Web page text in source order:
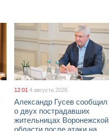
12:01 4 августа 2026
Александр Гусев сообщил
о двух пострадавших
жительницах Воронежской
области после атаки на